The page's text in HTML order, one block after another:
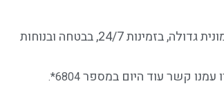
הצטרפו למאות הלקוחות שכבר נהנים משירות מונית גדולה, בזמינות 24/7, בבטחה ובנוחות
עמנו קשר עוד היום במספר6804*.